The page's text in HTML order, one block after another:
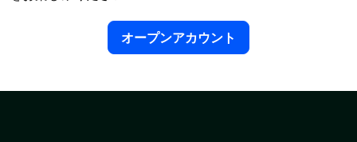
オープンアカウント